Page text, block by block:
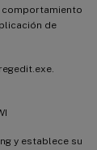
comportamiento
de
y establece su